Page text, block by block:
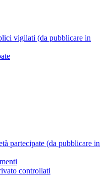
vigilati (da pubblicare in
partecipate (da pubblicare in
controllati